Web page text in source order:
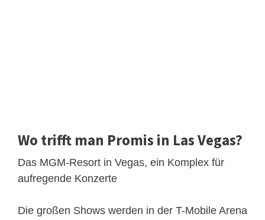
Wo trifft man Promis in Las Vegas?
Das MGM-Resort in Vegas, ein Komplex für
aufregende Konzerte
Die großen Shows werden in der T-Mobile Arena